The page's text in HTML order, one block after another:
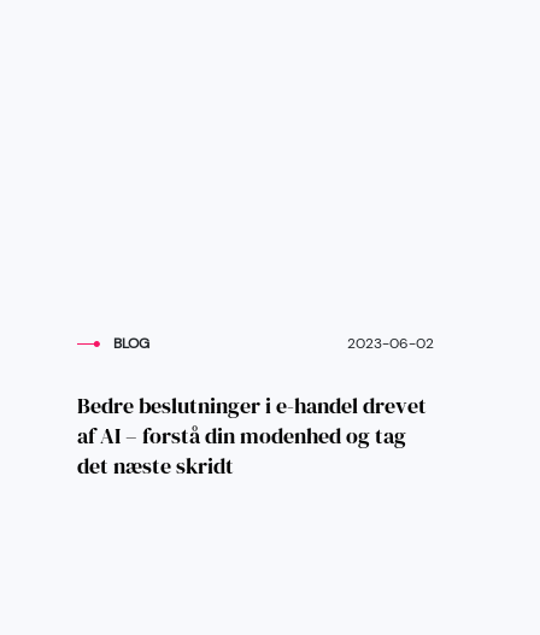
BLOG 2023-06-02
Bedre beslutninger i e-handel drevet
af AI – forstå din modenhed og tag
det næste skridt